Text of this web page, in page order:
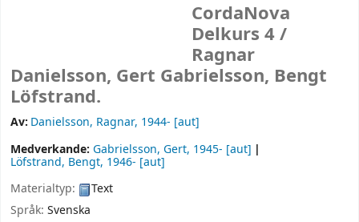
CordaNova
Delkurs 4 /
Ragnar
Danielsson, Gert Gabrielsson, Bengt
Löfstrand.
Av: Danielsson, Ragnar, 1944- [aut]
Medverkande: Gabrielsson, Gert, 1945- [aut]
Löfstrand, Bengt, 1946- [aut]
Materialtyp:
Text
Språk: Svenska